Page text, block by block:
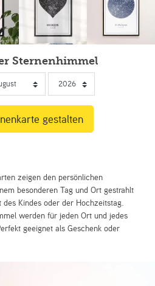
Sternenhimmel
zeigen den persönlichen
besonderen Tag und Ort gestrahlt
Kindes oder der Hochzeitstag.
werden für jeden Ort und jedes
geeignet als Geschenk oder